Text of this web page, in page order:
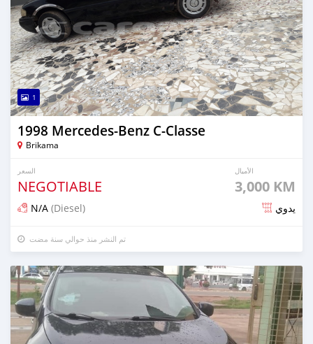
1
1998 Mercedes-Benz C-Classe
Brikama
السعر
NEGOTIABLE
الأميال
3,000 KM
N/A (Diesel) يدوي
تم النشر منذ حوالي سنة مضت